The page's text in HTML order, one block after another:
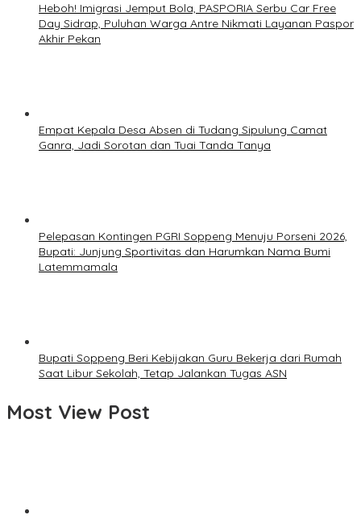
Heboh! Imigrasi Jemput Bola, PASPORIA Serbu Car Free
Day Sidrap, Puluhan Warga Antre Nikmati Layanan Paspor
Akhir Pekan
Empat Kepala Desa Absen di Tudang Sipulung Camat
Ganra, Jadi Sorotan dan Tuai Tanda Tanya
Pelepasan Kontingen PGRI Soppeng Menuju Porseni 2026,
Bupati: Junjung Sportivitas dan Harumkan Nama Bumi
Latemmamala
Bupati Soppeng Beri Kebijakan Guru Bekerja dari Rumah
Saat Libur Sekolah, Tetap Jalankan Tugas ASN
Most View Post